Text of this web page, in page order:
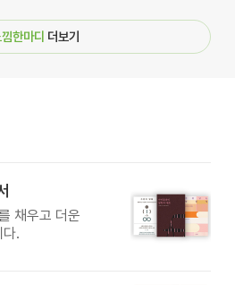
한마디 더보기
채우고 더운
다.